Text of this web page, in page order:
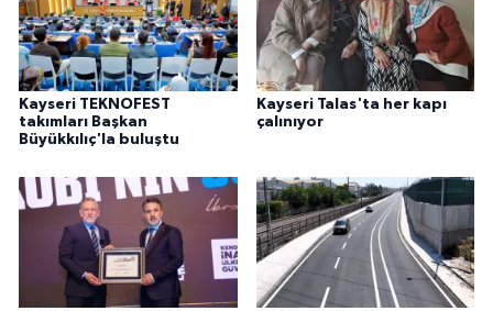
Kayseri TEKNOFEST
takımları Başkan
Büyükkılıç'la buluştu
Kayseri Talas'ta her kapı
çalınıyor